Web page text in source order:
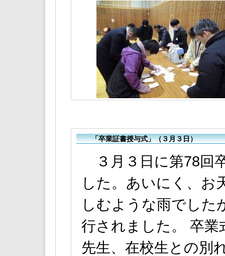
「卒業証書授与式」（３月３日）
３月３日に第78回
した。あいにく、お
しむような雨でした
行されました。 卒業
先生、在校生との別